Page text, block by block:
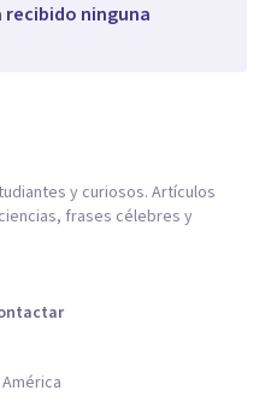
recibido ninguna
y curiosos. Artículos
frases célebres y